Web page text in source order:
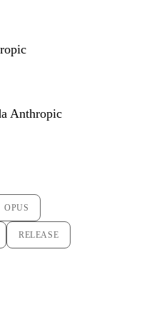
Anthropic
OPUS
RELEASE